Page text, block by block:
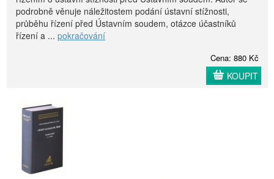
podrobně věnuje náležitostem podání ústavní stížnosti,
průběhu řízení před Ústavním soudem, otázce účastníků
řízení a ... pokračování
Cena: 880 Kč
KOUPIT